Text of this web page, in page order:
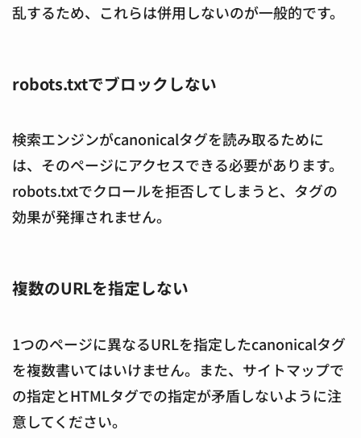
乱するため、これらは併用しないのが一般的です。
robots.txtでブロックしない
検索エンジンがcanonicalタグを読み取るために
は、そのページにアクセスできる必要があります。
robots.txtでクロールを拒否してしまうと、タグの
効果が発揮されません。
複数のURLを指定しない
1つのページに異なるURLを指定したcanonicalタグ
を複数書いてはいけません。また、サイトマップで
の指定とHTMLタグでの指定が矛盾しないように注
意してください。